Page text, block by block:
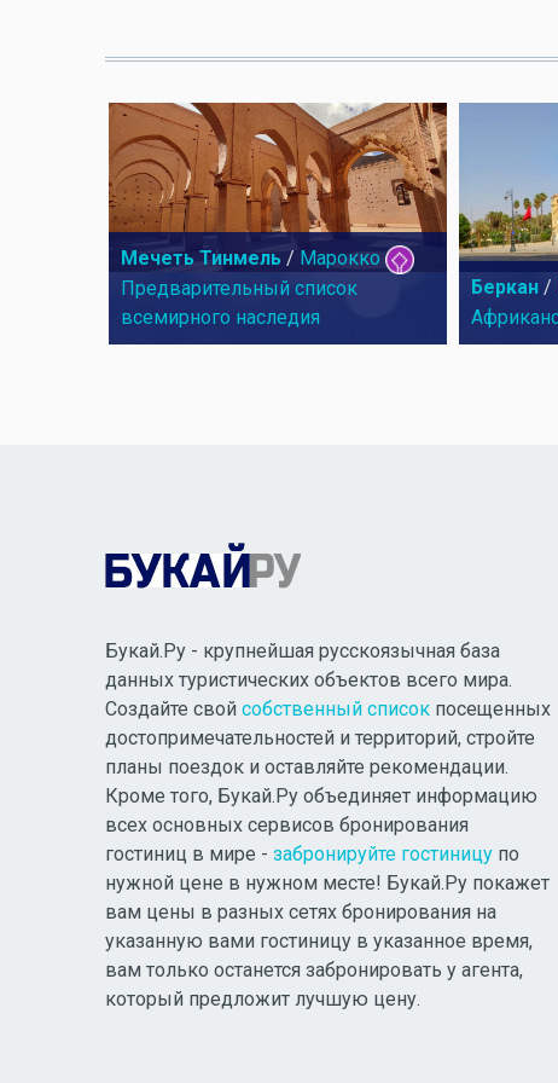
Мечеть Тинмель / Марокко
Предварительный список
всемирного наследия
Беркан /
Букай.Ру - крупнейшая русскоязычная база
данных туристических объектов всего мира.
Создайте свой собственный список посещенных
достопримечательностей и территорий, стройте
планы поездок и оставляйте рекомендации.
Кроме того, Букай.Ру объединяет информацию
всех основных сервисов бронирования
гостиниц в мире - забронируйте гостиницу по
нужной цене в нужном месте! Букай.Ру покажет
вам цены в разных сетях бронирования на
указанную вами гостиницу в указанное время,
вам только останется забронировать у агента,
который предложит лучшую цену.